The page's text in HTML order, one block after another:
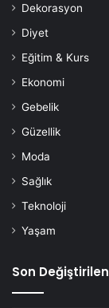
Dekorasyon
Diyet
Eğitim & Kurs
Ekonomi
Gebelik
Güzellik
Moda
Sağlık
Teknoloji
Yaşam
Son